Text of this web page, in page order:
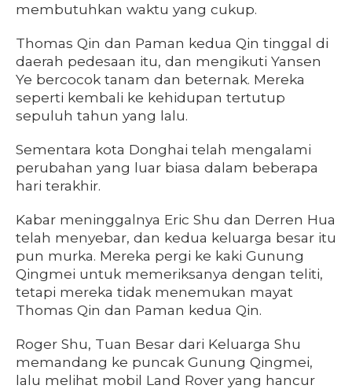
membutuhkan waktu yang cukup.
Thomas Qin dan Paman kedua Qin tinggal di
daerah pedesaan itu, dan mengikuti Yansen
Ye bercocok tanam dan beternak. Mereka
seperti kembali ke kehidupan tertutup
sepuluh tahun yang lalu.
Sementara kota Donghai telah mengalami
perubahan yang luar biasa dalam beberapa
hari terakhir.
Kabar meninggalnya Eric Shu dan Derren Hua
telah menyebar, dan kedua keluarga besar itu
pun murka. Mereka pergi ke kaki Gunung
Qingmei untuk memeriksanya dengan teliti,
tetapi mereka tidak menemukan mayat
Thomas Qin dan Paman kedua Qin.
Roger Shu, Tuan Besar dari Keluarga Shu
memandang ke puncak Gunung Qingmei,
lalu melihat mobil Land Rover yang hancur